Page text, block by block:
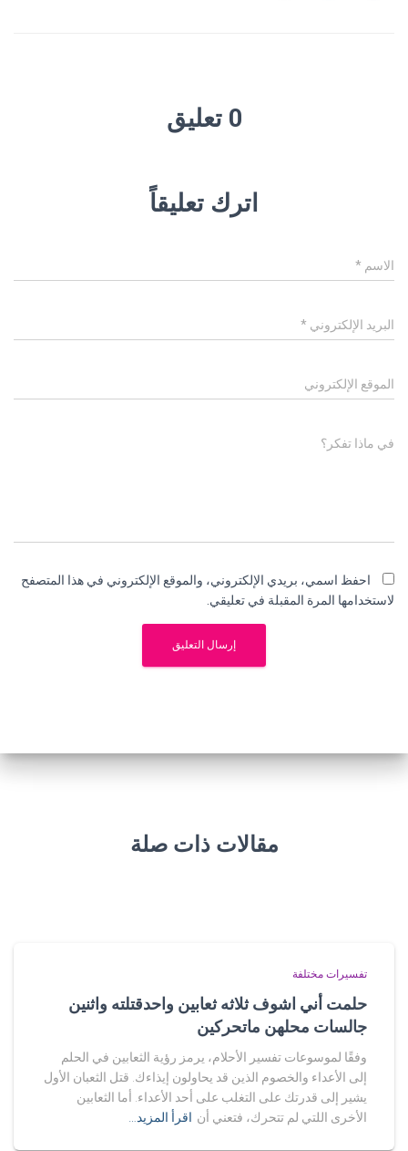
0 تعليق
اترك تعليقاً
الاسم *
البريد الإلكتروني *
الموقع الإلكتروني
في ماذا تفكر؟
احفظ اسمي، بريدي الإلكتروني، والموقع الإلكتروني في هذا المتصفح
لاستخدامها المرة المقبلة في تعليقي.
مقالات ذات صلة
تفسيرات مختلفة
حلمت أني اشوف ثلاثه ثعابين واحدقتلته واثنين
جالسات محلهن ماتحركين
وفقًا لموسوعات تفسير الأحلام، يرمز رؤية الثعابين في الحلم
إلى الأعداء والخصوم الذين قد يحاولون إيذاءك. قتل الثعبان الأول
يشير إلى قدرتك على التغلب على أحد الأعداء. أما الثعابين
الأخرى اللتي لم تتحرك، فتعني أن اقرأ المزيد…